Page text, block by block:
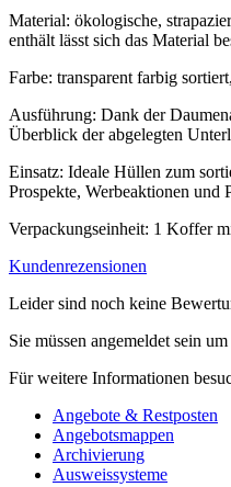
Material: ökologische,
enthält lässt sich das Material
Farbe: transparent farbig
Ausführung: Dank der
Überblick der abgelegten
Einsatz: Ideale Hüllen zum
Prospekte, Werbeaktionen und
Verpackungseinheit: 1 Koffer
Kundenrezensionen
Leider sind noch keine
Sie müssen angemeldet sein
Für weitere Informationen
Angebote & Restposten
Angebotsmappen
Archivierung
Ausweissysteme